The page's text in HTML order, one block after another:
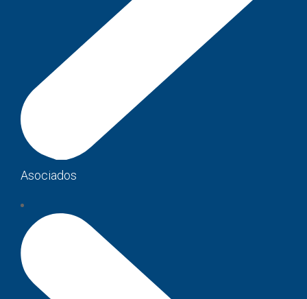
Asociados